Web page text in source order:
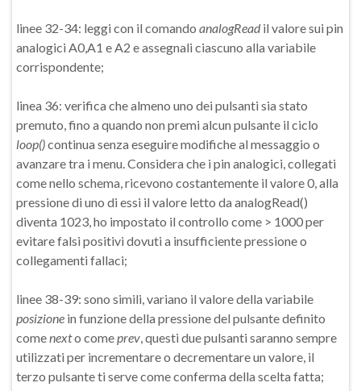
linee 32-34: leggi con il comando analogReadil valore sui pin
analogici A0,A1 e A2 e assegnali ciascuno alla variabile
corrispondente;
linea 36: verifica che almeno uno dei pulsanti sia stato
premuto, fino a quando non premi alcun pulsante il ciclo
loop()continua senza eseguire modifiche al messaggio o
avanzare tra i menu. Considera che i pin analogici, collegati
come nello schema, ricevono costantemente il valore 0, alla
pressione di uno di essi il valore letto da analogRead()
diventa 1023, ho impostato il controllo come > 1000 per
evitare falsi positivi dovuti a insufficiente pressione o
collegamenti fallaci;
linee 38-39: sono simili, variano il valore della variabile
posizione in funzione della pressione del pulsante definito
comenexto comeprev, questi due pulsanti saranno sempre
utilizzati per incrementare o decrementare un valore, il
terzo pulsante ti serve come conferma della scelta fatta;